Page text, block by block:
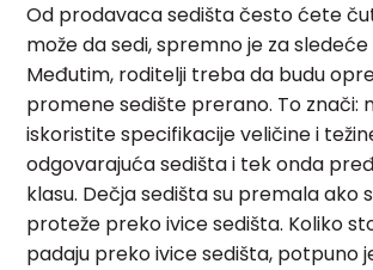
Od prodavaca sedišta često ćete
može da sedi, spremno je za sledeće
Međutim, roditelji treba da budu
promene sedište prerano. To znači:
iskoristite specifikacije veličine i
odgovarajuća sedišta i tek onda
klasu. Dečja sedišta su premala ako
proteže preko ivice sedišta. Koliko
padaju preko ivice sedišta, potpuno